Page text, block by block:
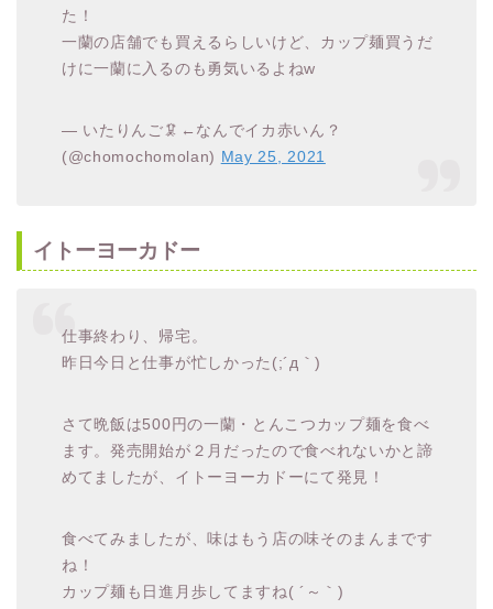
た！
一蘭の店舗でも買えるらしいけど、カップ麺買うだ
けに一蘭に入るのも勇気いるよねw
— いたりんご🦑←なんでイカ赤いん？
(@chomochomolan) May 25, 2021
イトーヨーカドー
仕事終わり、帰宅。
昨日今日と仕事が忙しかった(;´д｀)
さて晩飯は500円の一蘭・とんこつカップ麺を食べ
ます。発売開始が２月だったので食べれないかと諦
めてましたが、イトーヨーカドーにて発見！
食べてみましたが、味はもう店の味そのまんまです
ね！
カップ麺も日進月歩してますね( ´～｀)